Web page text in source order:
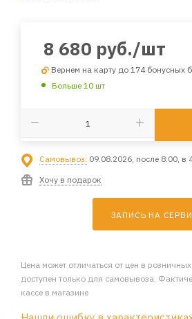
8 680 руб./шт
Вернем на карту до 174 бонусных
Больше 10 шт
Самовывоз: 09.08.2026, после 8:00, в
Хочу в подарок
ЗАПИСЬ НА
Цена может отличаться от цен в
доступен только для самовывоза.
кассе в магазине